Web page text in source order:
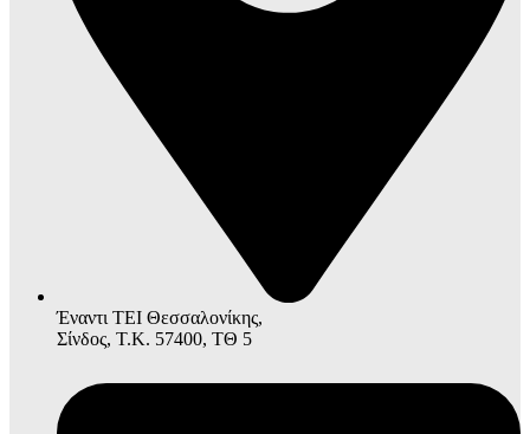
Έναντι ΤΕΙ Θεσσαλονίκης,
Σίνδος, Τ.Κ. 57400, ΤΘ 5